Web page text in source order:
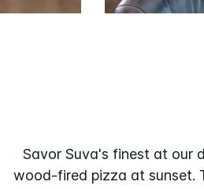
Savor Suva's finest at our
wood-fired pizza at sunset.